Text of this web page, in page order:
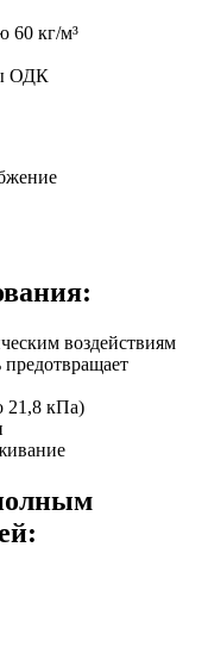
60 кг/м³
ОДК
воздействиям
предотвращает
21,8 кПа)